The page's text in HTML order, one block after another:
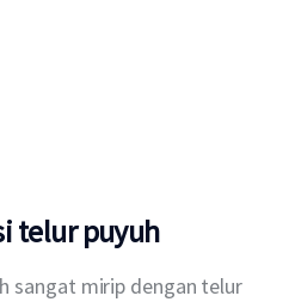
telur puyuh
sangat mirip dengan telur